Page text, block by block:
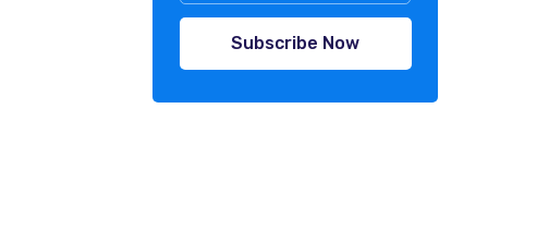
Subscribe Now